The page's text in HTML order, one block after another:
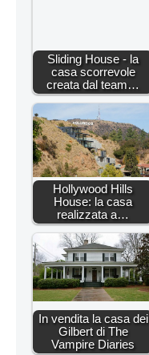
Sliding House - la
casa scorrevole
creata dal team…
Hollywood Hills
House: la casa
realizzata a…
In vendita la casa dei
Gilbert di The
Vampire Diaries